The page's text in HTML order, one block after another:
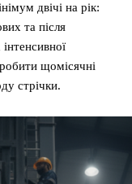
двічі на рік:
та після
щомісячні
стрічки.